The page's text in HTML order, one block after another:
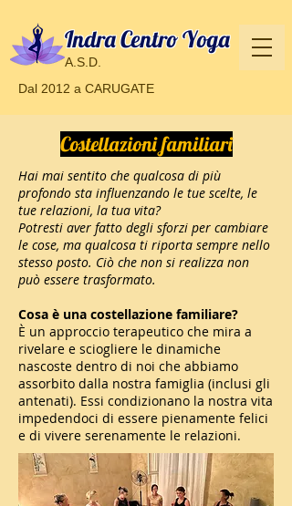
Indra Centro Yoga
A.S.D.
Dal 2012 a CARUGATE
Costellazioni familiari
Hai mai sentito che qualcosa di più
profondo sta influenzando le tue scelte, le
tue relazioni, la tua vita?
Potresti aver fatto degli sforzi per cambiare
le cose, ma qualcosa ti riporta sempre nello
stesso posto. Ciò che non si realizza non
può essere trasformato.
Cosa è una costellazione familiare?
È un approccio terapeutico che mira a
rivelare e sciogliere le dinamiche
nascoste dentro di noi che abbiamo
assorbito dalla nostra famiglia (inclusi gli
antenati). Essi condizionano la nostra vita
impedendoci di essere pienamente felici
e di vivere serenamente le relazioni.